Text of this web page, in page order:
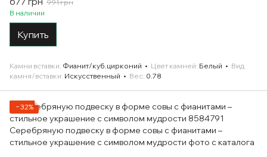
991 грн
В наличии
Купить
Камни вставки Фианит/куб.цирконий Цвет камней Белый
Вид
камня/вставки Искусственный Вес 0.78
−32%